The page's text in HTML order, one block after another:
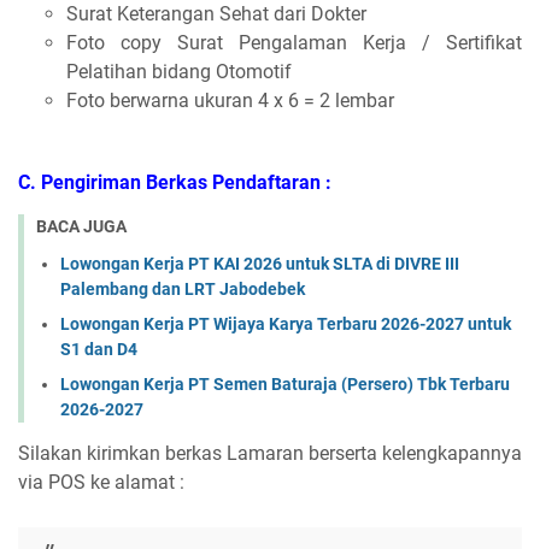
Surat Keterangan Sehat dari Dokter
Foto copy Surat Pengalaman Kerja / Sertifikat
Pelatihan bidang Otomotif
Foto berwarna ukuran 4 x 6 = 2 lembar
C. Pengiriman Berkas Pendaftaran :
BACA JUGA
Lowongan Kerja PT KAI 2026 untuk SLTA di DIVRE III
Palembang dan LRT Jabodebek
Lowongan Kerja PT Wijaya Karya Terbaru 2026-2027 untuk
S1 dan D4
Lowongan Kerja PT Semen Baturaja (Persero) Tbk Terbaru
2026-2027
Silakan kirimkan berkas Lamaran berserta kelengkapannya
via POS ke alamat :